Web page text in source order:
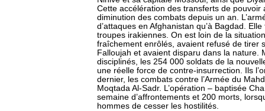
Cette accélération des transferts de
diminution des combats depuis un an.
d’attaques en Afghanistan qu’à Bagdad.
troupes irakiennes. On est loin de la
fraîchement enrôlés, avaient refusé de tirer
Falloujah et avaient disparu dans la nature.
disciplinés, les 254 000 soldats de la
une réelle force de contre-insurrection. Ils
dernier, les combats contre l’Armée du
Moqtada Al-Sadr. L’opération – baptisée
semaine d’affrontements et 200 morts,
hommes de cesser les hostilités.